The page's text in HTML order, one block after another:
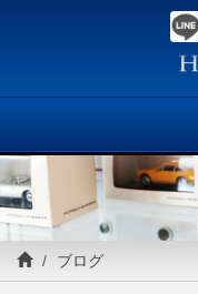
ブログ